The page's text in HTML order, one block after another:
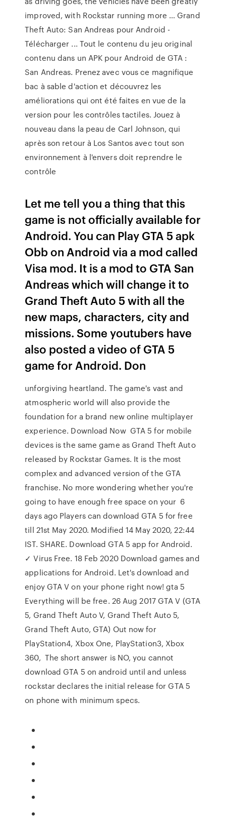
improved, with Rockstar running more … Grand
Theft Auto: San Andreas pour Android -
Télécharger ... Tout le contenu du jeu original
contenu dans un APK pour Android de GTA :
San Andreas. Prenez avec vous ce magnifique
bac à sable d'action et découvrez les
améliorations qui ont été faites en vue de la
version pour les contrôles tactiles. Jouez à
nouveau dans la peau de Carl Johnson, qui
après son retour à Los Santos avec tout son
environnement à l'envers doit reprendre le
contrôle
Let me tell you a thing that this
game is not officially available for
Android. You can Play GTA 5 apk
Obb on Android via a mod called
Visa mod. It is a mod to GTA San
Andreas which will change it to
Grand Theft Auto 5 with all the
new maps, characters, city and
missions. Some youtubers have
also posted a video of GTA 5
game for Android. Don
unforgiving heartland. The game's vast and
atmospheric world will also provide the
foundation for a brand new online multiplayer
experience. Download Now GTA 5 for mobile
devices is the same game as Grand Theft Auto
released by Rockstar Games. It is the most
complex and advanced version of the GTA
franchise. No more wondering whether you're
going to have enough free space on your 6
days ago Players can download GTA 5 for free
till 21st May 2020. Modified 14 May 2020, 22:44
IST. SHARE. Download GTA 5 app for Android.
✓ Virus Free. 18 Feb 2020 Download games and
applications for Android. Let's download and
enjoy GTA V on your phone right now! gta 5
Everything will be free. 26 Aug 2017 GTA V (GTA
5, Grand Theft Auto V, Grand Theft Auto 5,
Grand Theft Auto, GTA) Out now for
PlayStation4, Xbox One, PlayStation3, Xbox
360, The short answer is NO, you cannot
download GTA 5 on android until and unless
rockstar declares the initial release for GTA 5
on phone with minimum specs.